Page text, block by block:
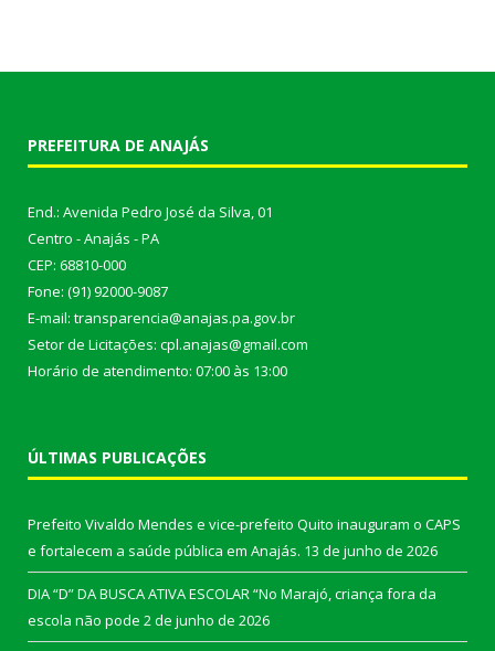
PREFEITURA DE ANAJÁS
End.: Avenida Pedro José da Silva, 01
Centro - Anajás - PA
CEP: 68810-000
Fone: (91) 92000-9087
E-mail: transparencia@anajas.pa.gov.br
Setor de Licitações: cpl.anajas@gmail.com
Horário de atendimento: 07:00 às 13:00
ÚLTIMAS PUBLICAÇÕES
Prefeito Vivaldo Mendes e vice-prefeito Quito inauguram o CAPS
e fortalecem a saúde pública em Anajás. 13 de junho de 2026
DIA “D” DA BUSCA ATIVA ESCOLAR “No Marajó, criança fora da
escola não pode 2 de junho de 2026